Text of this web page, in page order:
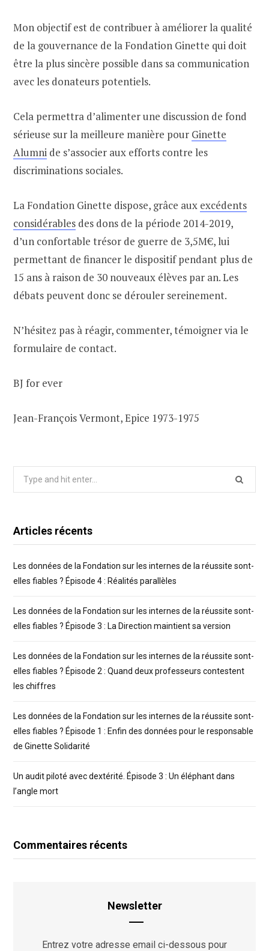
Mon objectif est de contribuer à améliorer la qualité
de la gouvernance de la Fondation Ginette qui doit
être la plus sincère possible dans sa communication
avec les donateurs potentiels.
Cela permettra d’alimenter une discussion de fond
sérieuse sur la meilleure manière pour Ginette
Alumni de s’associer aux efforts contre les
discriminations sociales.
La Fondation Ginette dispose, grâce aux excédents
considérables des dons de la période 2014-2019,
d’un confortable trésor de guerre de 3,5M€, lui
permettant de financer le dispositif pendant plus de
15 ans à raison de 30 nouveaux élèves par an. Les
débats peuvent donc se dérouler sereinement.
N’hésitez pas à réagir, commenter, témoigner via le
formulaire de contact.
BJ for ever
Jean-François Vermont, Epice 1973-1975
Articles récents
Les données de la Fondation sur les internes de la réussite sont-
elles fiables ? Épisode 4 : Réalités parallèles
Les données de la Fondation sur les internes de la réussite sont-
elles fiables ? Épisode 3 : La Direction maintient sa version
Les données de la Fondation sur les internes de la réussite sont-
elles fiables ? Épisode 2 : Quand deux professeurs contestent
les chiffres
Les données de la Fondation sur les internes de la réussite sont-
elles fiables ? Épisode 1 : Enfin des données pour le responsable
de Ginette Solidarité
Un audit piloté avec dextérité. Épisode 3 : Un éléphant dans
l’angle mort
Commentaires récents
Newsletter
Entrez votre adresse email ci-dessous pour